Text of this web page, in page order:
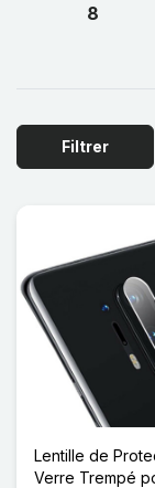
8
Filtrer
Lentille de
Verre Trempé